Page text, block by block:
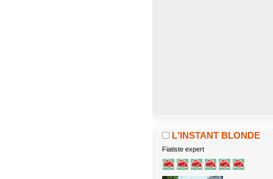
L'INSTANT BLONDE
Fiatiste expert